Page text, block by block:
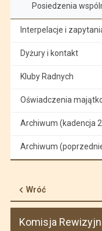
Posiedzenia
Interpelacje i
Dyżury i kontakt
Kluby Radnych
Oświadczenia
Archiwum (kadencja
Archiwum
Wróć
Komisja